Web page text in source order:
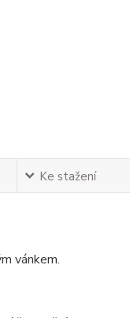
Ke stažení
vánkem.